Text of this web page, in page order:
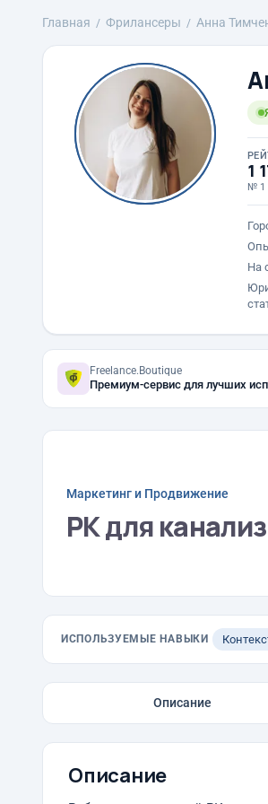
Главная Фрилансеры Анна
1
№ 1
На
Freelance.Boutique
Премиум-сервис для лучших
Маркетинг и Продвижение
РК для
ИСПОЛЬЗУЕМЫЕ НАВЫКИ
Описание
Описание